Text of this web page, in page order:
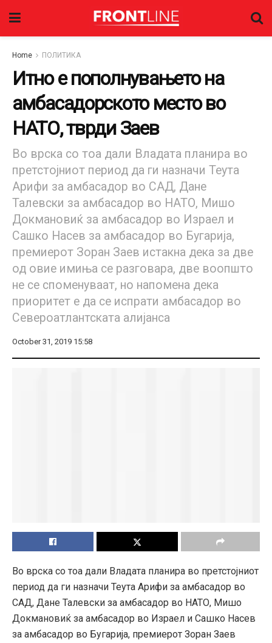
Home ПОЛИТИКА
Итно е пополнувањето на
амбасадорското место во
НАТО, тврди Заев
Во врска со тоа дали Владата планира во
претстојниот период да ги назначи Теута
Арифи за амбасадор во САД, Дане
Талевски за амбасадор во НАТО, Мишо
Докмановиќ за амбасадор во Израел и
Сашко Насев за амбасадор во Бугарија,
премиерот Зоран Заев истакна дека за две
од овие имиња се разговара, две воопшто
не се споменуваат, но напомена дека
приоритет е да се испрати амбасадор во
Североатлантската алијанса
October 31, 2019 15:58
Во врска со тоа дали Владата планира во претстојниот
период да ги назначи Теута Арифи за амбасадор во
САД, Дане Талевски за амбасадор во НАТО, Мишо
Докмановиќ за амбасадор во Израел и Сашко Насев
за амбасадор во Бугарија, премиерот Зоран Заев